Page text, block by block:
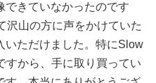
できていなかったのです
沢山の方に声をかけていた
いただけました。特にSlow
すから、手に取り買ってい